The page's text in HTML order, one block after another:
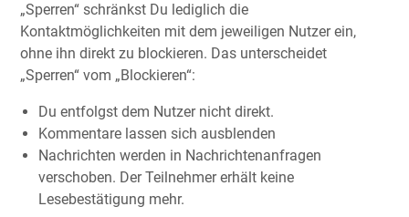
„Sperren“ schränkst Du lediglich die
Kontaktmöglichkeiten mit dem jeweiligen Nutzer ein,
ohne ihn direkt zu blockieren. Das unterscheidet
„Sperren“ vom „Blockieren“:
Du entfolgst dem Nutzer nicht direkt.
Kommentare lassen sich ausblenden
Nachrichten werden in Nachrichtenanfragen
verschoben. Der Teilnehmer erhält keine
Lesebestätigung mehr.